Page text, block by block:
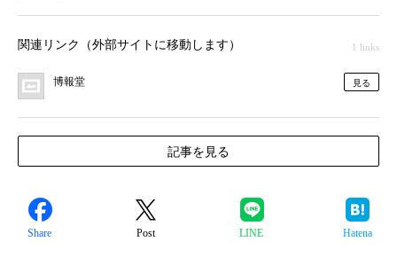
関連リンク（外部サイトに移動します） 1 links
博報堂 見る
記事を見る
Share Post LINE Hatena